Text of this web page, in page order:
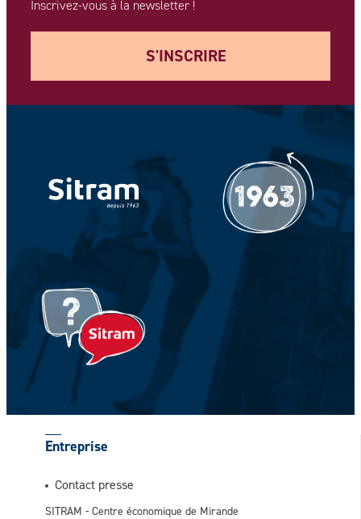
Inscrivez-vous à la newsletter !
S'INSCRIRE
Votre Nom *
Entreprise
Contact presse
SITRAM - Centre économique de Mirande